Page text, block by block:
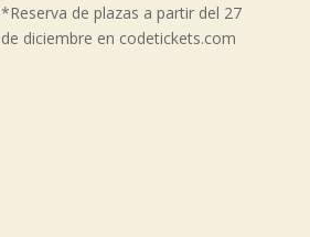
*Reserva de plazas a partir del 27
de diciembre en codetickets.com